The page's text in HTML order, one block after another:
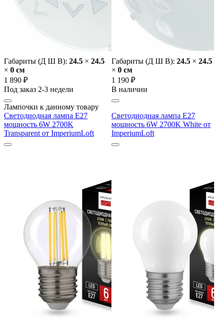
Габариты (Д Ш В): 24.5 × 24.5
× 0 cм
1 890 ₽
Под заказ 2-3 недели
Габариты (Д Ш В): 24.5 × 24.5
× 0 cм
1 190 ₽
В наличии
Лампочки к данному товару
Светодиодная лампа E27
мощность 6W 2700K
Transparent от ImperiumLoft
Светодиодная лампа E27
мощность 6W 2700K White от
ImperiumLoft